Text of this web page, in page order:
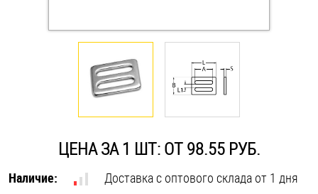
Оснастка и аксессуары для яхт
Стопорные кольца
ЦЕНА ЗА 1 ШТ: ОТ 98.55 РУБ.
Наличие: Доставка с оптового склада от 1 дня